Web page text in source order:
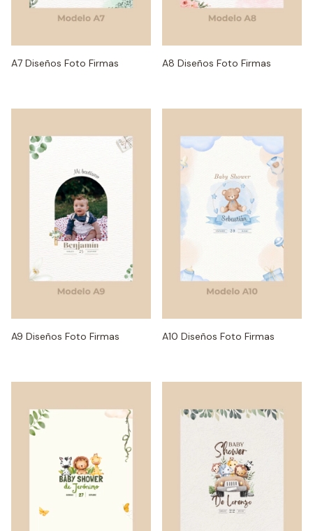
A7 Diseños Foto Firmas A8 Diseños Foto Firmas
A9 Diseños Foto Firmas A10 Diseños Foto Firmas